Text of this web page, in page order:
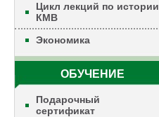
Цикл лекций по истории
КМВ
Экономика
ОБУЧЕНИЕ
Подарочный
сертификат